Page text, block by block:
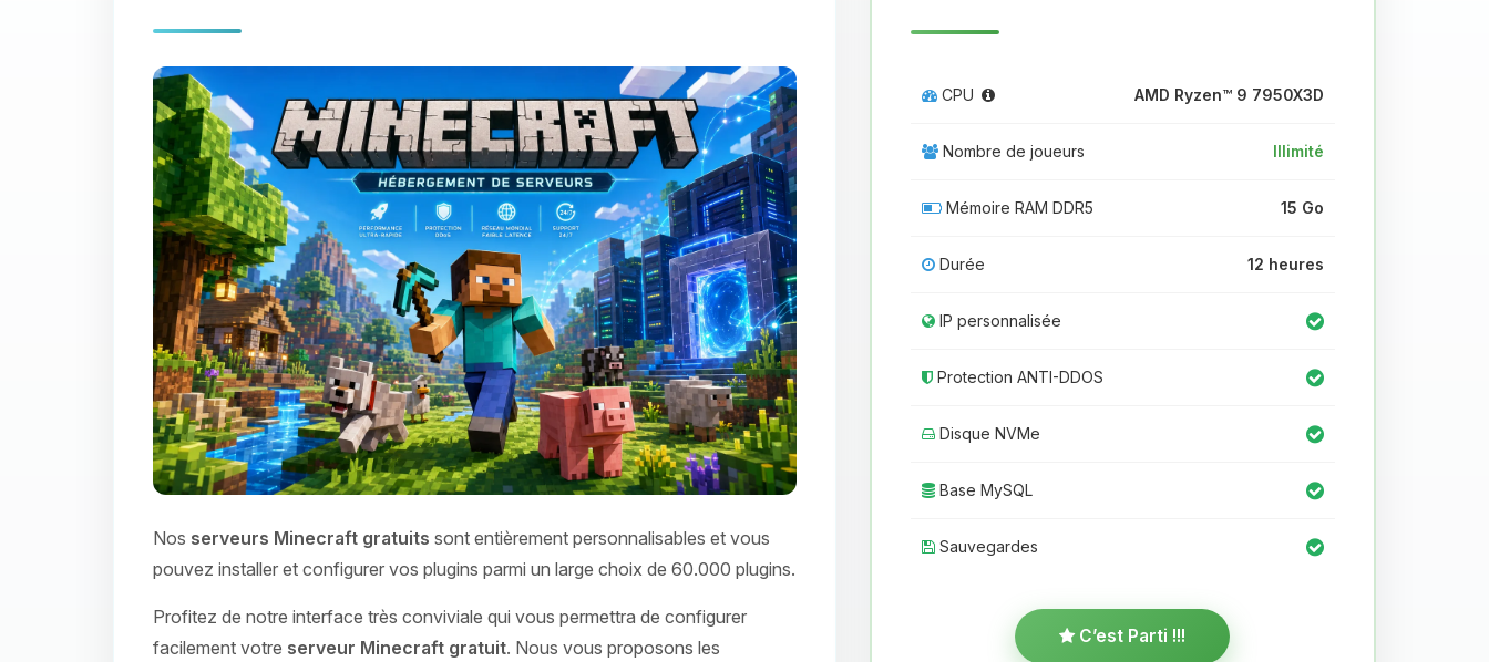
Nos serveurs Minecraft gratuits sont entièrement personnalisables et vous
pouvez installer et configurer vos plugins parmi un large choix de 60.000 plugins.
Profitez de notre interface très conviviale qui vous permettra de configurer
facilement votre serveur Minecraft gratuit. Nous vous proposons les
CPU AMD Ryzen™ 9 7950X3D
Nombre de joueurs Illimité
Mémoire RAM DDR5 15 Go
Durée 12 heures
IP personnalisée
Protection ANTI-DDOS
Disque NVMe
Base MySQL
Sauvegardes
C’est Parti !!!